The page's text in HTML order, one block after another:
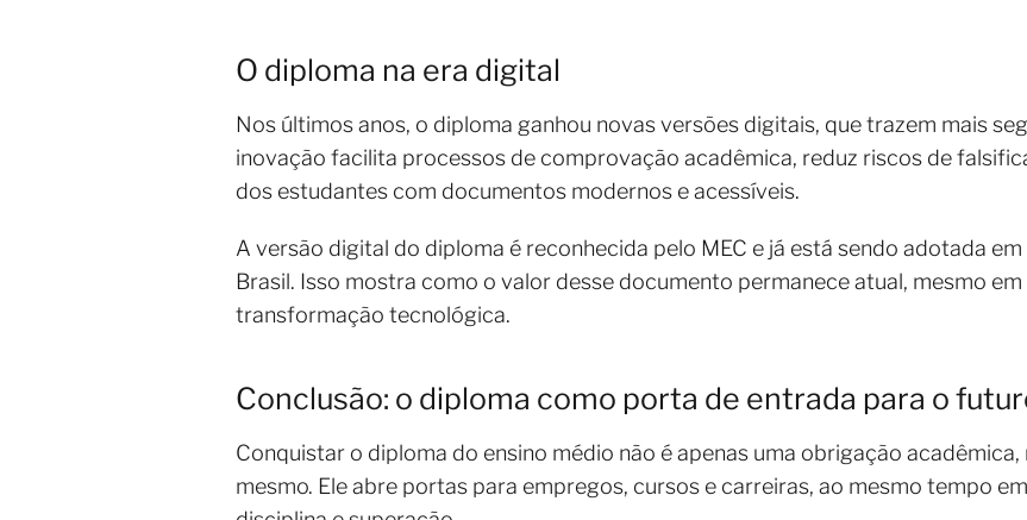
O diploma na era digital
Nos últimos anos, o diploma ganhou novas versões digitais, que trazem mais
inovação facilita processos de comprovação acadêmica, reduz riscos de
dos estudantes com documentos modernos e acessíveis.
A versão digital do diploma é reconhecida pelo MEC e já está sendo adotada
Brasil. Isso mostra como o valor desse documento permanece atual, mesmo
transformação tecnológica.
Conclusão: o diploma como porta de entrada para o
Conquistar o diploma do ensino médio não é apenas uma obrigação
mesmo. Ele abre portas para empregos, cursos e carreiras, ao mesmo tempo